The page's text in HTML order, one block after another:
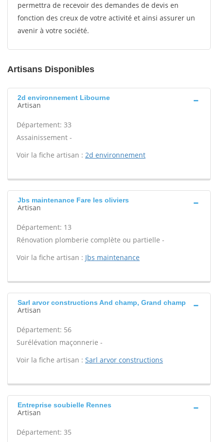
permettra de recevoir des demandes de devis en
fonction des creux de votre activité et ainsi assurer un
avenir à votre société.
Artisans Disponibles
2d environnement Libourne
Artisan
Département: 33
Assainissement -
Voir la fiche artisan : 2d environnement
Jbs maintenance Fare les oliviers
Artisan
Département: 13
Rénovation plomberie complète ou partielle -
Voir la fiche artisan : Jbs maintenance
Sarl arvor constructions And champ, Grand champ
Artisan
Département: 56
Surélévation maçonnerie -
Voir la fiche artisan : Sarl arvor constructions
Entreprise soubielle Rennes
Artisan
Département: 35